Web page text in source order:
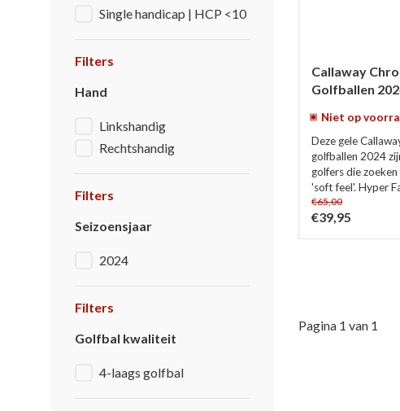
Single handicap | HCP <10
Filters
Hand
Linkshandig
Rechtshandig
Filters
Seizoensjaar
2024
Filters
Golfbal kwaliteit
4-laags golfbal
Callaway
Golfballen
Niet op
Deze gele
golfballen 2024
golfers die
'soft feel'. Hyper
€65,00
€39,95
Pagina 1 van 1